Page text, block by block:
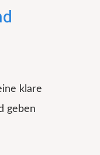
klare
geben